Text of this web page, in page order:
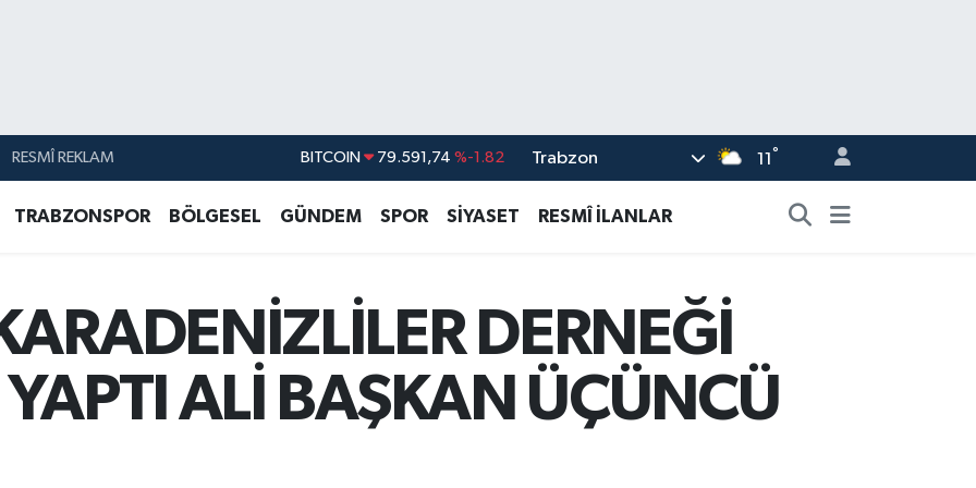
RESMÎ REKLAM DOLAR 45,43620 %0.02
BİST100 14.598,00 %0
BITCOIN 79.591,74 %-1.82
Trabzon 11 °
TRABZONSPOR BÖLGESEL GÜNDEM SPOR SİYASET RESMÎ İLANLAR
DERNEĞİ
ALİ BAŞKAN ÜÇÜNCÜ